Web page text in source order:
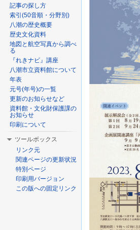
記事の探し方
索引(50音順・分野別)
八潮の歴史概要
歴史文化資料
地図と航空写真から調べ
る
『れきナビ』講座
八潮市立資料館について
年表
元号(年号)の一覧
更新のお知らせなど
資料館・文化財保護課の
お知らせ
印刷について
ツールボックス
リンク元
関連ページの更新状況
特別ページ
印刷用バージョン
この版への固定リンク